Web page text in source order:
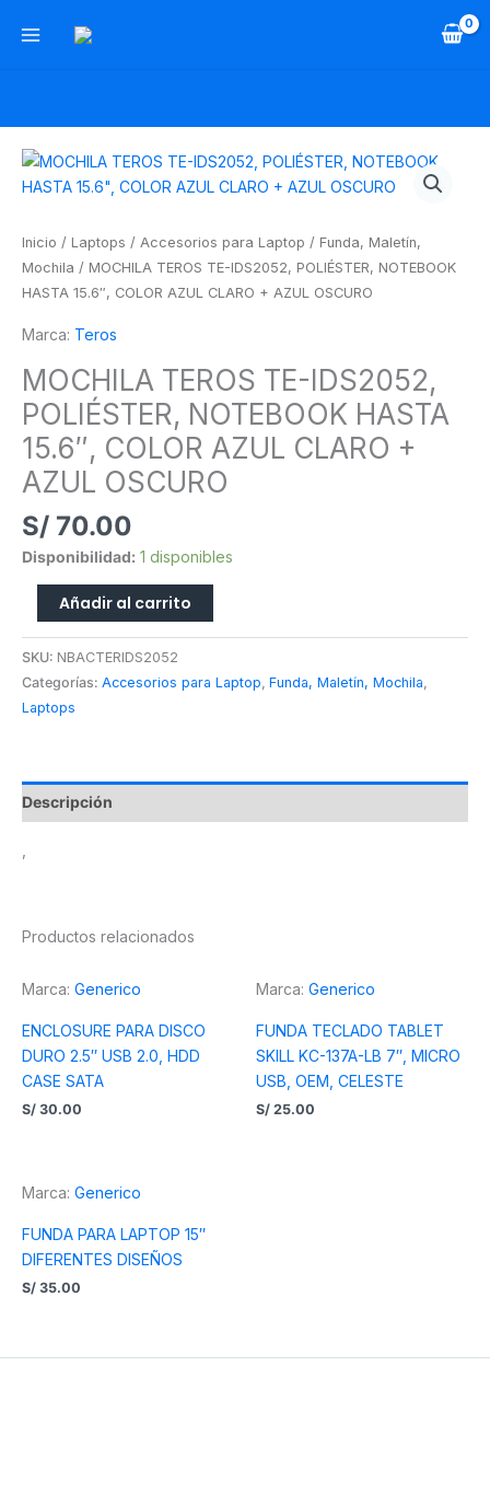
Inicio / Laptops / Accesorios para Laptop / Funda, Maletín,
Mochila / MOCHILA TEROS TE-IDS2052, POLIÉSTER, NOTEBOOK
HASTA 15.6″, COLOR AZUL CLARO + AZUL OSCURO
Marca: Teros
MOCHILA TEROS TE-IDS2052,
POLIÉSTER, NOTEBOOK HASTA
15.6″, COLOR AZUL CLARO +
AZUL OSCURO
S/ 70.00
Disponibilidad: 1 disponibles
MOCHILA
TEROS
IDS2052,
POLIÉSTER,
NOTEBOOK
15.6",
AZUL
CLARO
+
AZUL
OSCURO
cantidad
Añadir al carrito
SKU: NBACTERIDS2052
Categorías: Accesorios para Laptop, Funda, Maletín, Mochila,
Laptops
Descripción
Productos relacionados
Marca: Generico
ENCLOSURE PARA DISCO
DURO 2.5″ USB 2.0, HDD
CASE SATA
S/ 30.00
Marca: Generico
FUNDA TECLADO TABLET
SKILL KC-137A-LB 7″, MICRO
USB, OEM, CELESTE
S/ 25.00
Marca: Generico
FUNDA PARA LAPTOP 15″
DIFERENTES DISEÑOS
S/ 35.00